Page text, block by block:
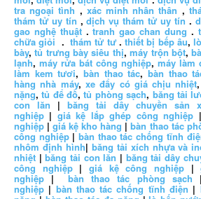
tra ngoại tình , xác minh nhân thân ,
thám tử uy tín ,dịch vụ thám tử uy tín .
gao nghệ thuật.tranh gao chan dung .
chữa giỏi .thám tử tư.thiết bị bếp âu,
bày,tủ trưng bày siêu thị,máy trộn bột,
lạnh, máy rửa bát công nghiệp, máy làm
làm kem tươi,bàn thao tác,bàn thao
hàng nhà máy, xe đẩy có giá chịu nhiệt,
nặng,tủ để đồ,tủ phòng sạch, băng tải
con lăn | băng tải dây chuyền sản
nghiệp | giá kệ lắp ghép công nghiệp
nghiệp |giá kệ kho hàng |bàn thao tác
công nghiệp|bàn thao tác chống tĩnh
nhôm định hình| băng tải xích nhựa và
nhiệt |băng tải con lăn | băng tải dây
công nghiệp|giá kệ công nghiệp |
nghiệp |bàn thao tác phòng sạch
nghiệp | bàn thao tác chống tĩnh điện |